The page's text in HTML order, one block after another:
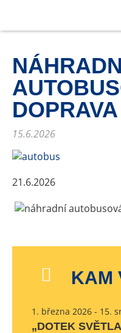
DOPRAVA
15.6.2026
21.6.2026
KAM
1. března 2026 - 15.
„DOTEK